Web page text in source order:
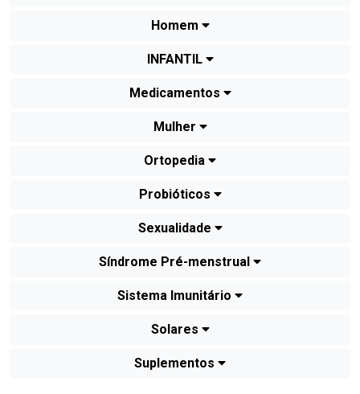
Homem
INFANTIL
Medicamentos
Mulher
Ortopedia
Probióticos
Sexualidade
Síndrome Pré-menstrual
Sistema Imunitário
Solares
Suplementos